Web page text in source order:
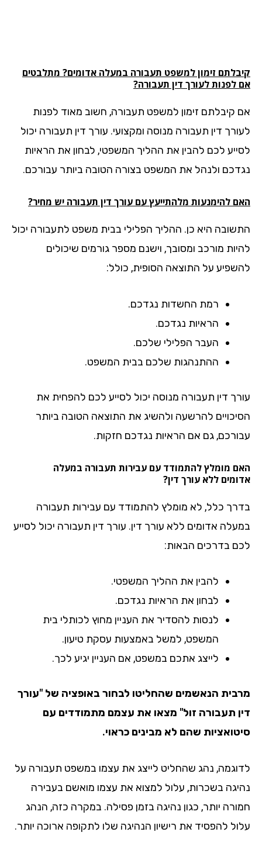
זימון למשפטתעבורהבמעלה אדומים? מתלבטים
לפנות לעורך דין תעבורה?
קיבלתם זימון למשפט תעבורה, חשוב מאוד לפנות
דין תעבורה מנוסה ומקצועי. עורך דין תעבורה יכול
לכם להבין את ההליך המשפטי, לבחון את הראיות
ולנהל את המשפט בצורה הטובה ביותר עבורכם.
להימנעות מלהתייעץ עם עורך דין תעבורה יש מחיר?
היא כן. ההליך הפלילי בבית משפט לתעבורה יכול
מורכב ומסובך, וישנם מספר גורמים שיכולים
על התוצאה הסופית, כולל:
רמת החשדות נגדכם.
הראיות נגדכם.
העבר הפלילי שלכם.
ההתנהגות שלכם בבית המשפט.
דין תעבורה מנוסה יכול לסייע לכם להפחית את
להרשעה ולהשיג את התוצאה הטובה ביותר
גם אם הראיות נגדכם חזקות.
מומלץ להתמודד עם עבירות תעבורה במעלה
ללא עורך דין?
כלל, לא מומלץ להתמודד עם עבירות תעבורה
אדומים ללא עורך דין. עורך דין תעבורה יכול לסייע
בדרכים הבאות:
להבין את ההליך המשפטי.
לבחון את הראיות נגדכם.
לנסות להסדיר את העניין מחוץ לכותלי בית
המשפט, למשל באמצעות עסקת טיעון.
לייצג אתכם במשפט, אם העניין יגיע לכך.
הנאשמים שהחליטו לבחור באופציה של "עורך
תעבורה זול" מצאו את עצמם מתמודדים עם
שהם לא מבינים כראוי.
נהג שהחליט לייצג את עצמו במשפט תעבורה על
בשכרות, עלול למצוא את עצמו מואשם בעבירה
יותר, כגון נהיגה בזמן פסילה. במקרה כזה, הנהג
להפסיד את רישיון הנהיגה שלו לתקופה ארוכה יותר.